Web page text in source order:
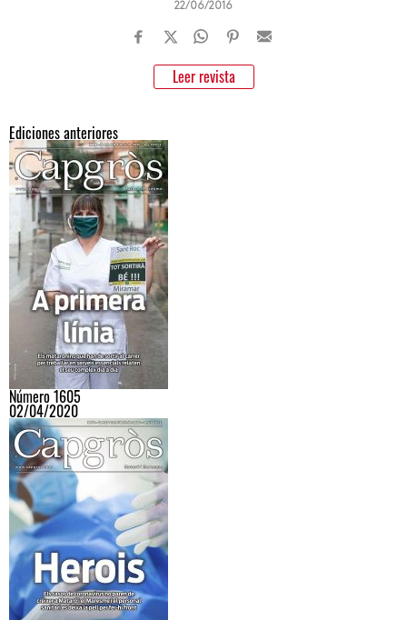
22/06/2016
Leer revista
Ediciones anteriores
Número 1605
02/04/2020